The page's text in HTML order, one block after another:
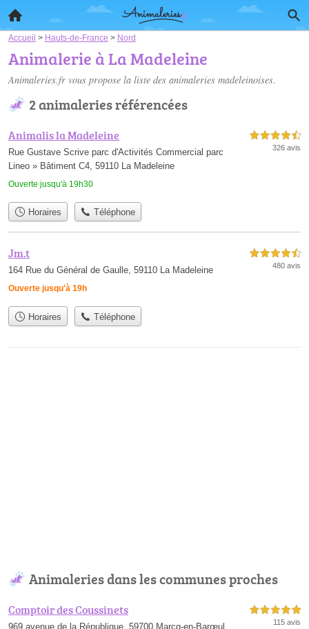
Accueil > Hauts-de-France > Nord
Animalerie à La Madeleine
Animaleries.fr vous propose la liste des animaleries madeleinoises.
2 animaleries référencées
Animalis la Madeleine
Rue Gustave Scrive parc d'Activités Commercial parc
Lineo » Bâtiment C4, 59110 La Madeleine
Ouverte jusqu'à 19h30
4,5 étoiles sur 5
326 avis
Horaires Téléphone
Jm.t
164 Rue du Général de Gaulle, 59110 La Madeleine
Ouverte jusqu'à 19h
4,5 étoiles sur 5
480 avis
Horaires Téléphone
Animaleries dans les communes proches
Comptoir des Coussinets
969 avenue de la République, 59700 Marcq-en-Barœul
5,0 étoiles sur 5
115 avis